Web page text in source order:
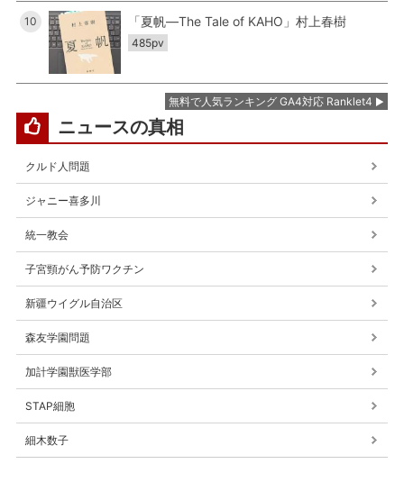
10 「夏帆―The Tale of KAHO」村上春樹
485pv
無料で人気ランキング GA4対応 Ranklet4
ニュースの真相
クルド人問題
ジャニー喜多川
統一教会
子宮頸がん予防ワクチン
新疆ウイグル自治区
森友学園問題
加計学園獣医学部
STAP細胞
細木数子